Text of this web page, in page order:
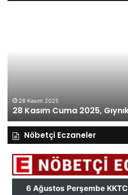
Gıynık Medya manşetleri
Nöbetçi Eczaneler